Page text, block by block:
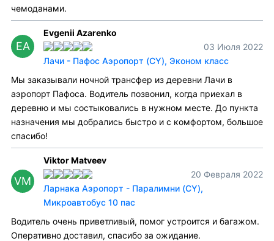
чемоданами.
EA
Evgenii Azarenko
03 Июля 2022
Лачи - Пафос Аэропорт (CY), Эконом класс
Мы заказывали ночной трансфер из деревни Лачи в
аэропорт Пафоса. Водитель позвонил, когда приехал в
деревню и мы состыковались в нужном месте. До пункта
назначения мы добрались быстро и с комфортом, большое
спасибо!
VM
Viktor Matveev
20 Февраля 2022
Ларнака Аэропорт - Паралимни (CY),
Микроавтобус 10 пас
Водитель очень приветливый, помог устроится и багажом.
Оперативно доставил, спасибо за ожидание.